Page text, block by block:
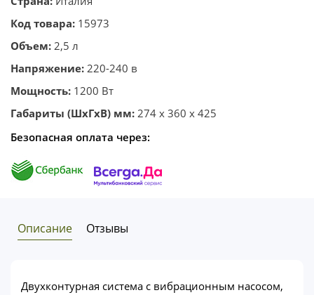
Код товара: 15973
Объем: 2,5 л
Напряжение: 220-240 в
Мощность: 1200 Вт
Габариты (ШхГхВ) мм: 274 x 360 x 425
Безопасная оплата через:
Описание Отзывы
Двухконтурная система с вибрационным насосом,